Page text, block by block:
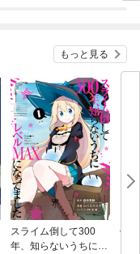
もっと見る
スライム倒して300
年、知らないうちにレ
信